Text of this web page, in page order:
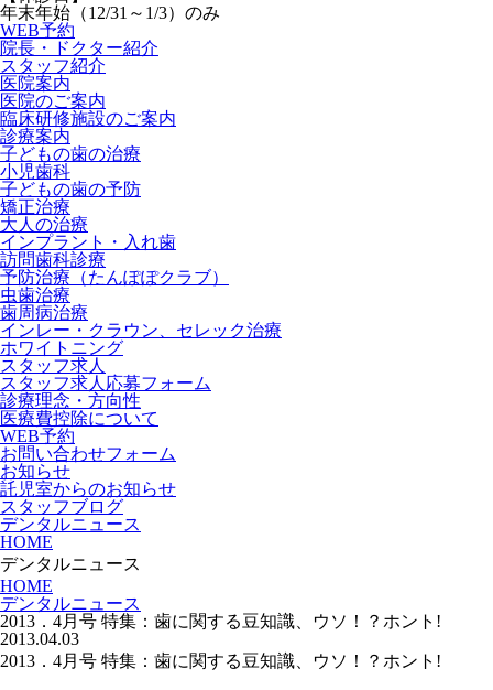
年末年始（12/31～1/3）のみ
WEB予約
院長・ドクター紹介
スタッフ紹介
医院案内
医院のご案内
臨床研修施設のご案内
診療案内
子どもの歯の治療
小児歯科
子どもの歯の予防
矯正治療
大人の治療
インプラント・入れ歯
訪問歯科診療
予防治療（たんぽぽクラブ）
虫歯治療
歯周病治療
インレー・クラウン、セレック治療
ホワイトニング
スタッフ求人
スタッフ求人応募フォーム
診療理念・方向性
医療費控除について
WEB予約
お問い合わせフォーム
お知らせ
託児室からのお知らせ
スタッフブログ
デンタルニュース
HOME
デンタルニュース
HOME
デンタルニュース
2013．4月号 特集：歯に関する豆知識、ウソ！？ホント!
2013.04.03
2013．4月号 特集：歯に関する豆知識、ウソ！？ホント!